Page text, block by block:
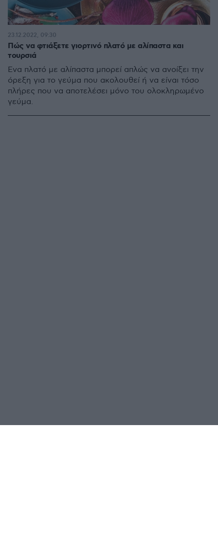
Πώς να φτιάξετε γιορτινό πλατό με αλίπαστα και
τουρσιά
Ένα πλατό με αλίπαστα μπορεί απλώς να ανοίξει την
όρεξη για το γεύμα που ακολουθεί ή να είναι τόσο
πλήρες που να αποτελέσει μόνο του ολοκληρωμένο
γεύμα.
23.12.2022, 09:30